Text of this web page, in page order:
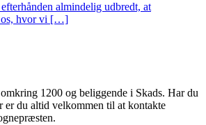
almindelig udbredt, at
os, hvor vi […]
1200 og beliggende i Skads. Har du
er du altid velkommen til at kontakte